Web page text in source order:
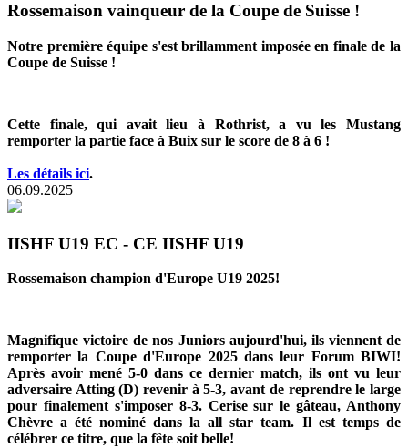
Rossemaison vainqueur de la Coupe de Suisse !
Notre première équipe s'est brillamment imposée en finale de la
Coupe de Suisse !
Cette finale, qui avait lieu à Rothrist, a vu les Mustang
remporter la partie face à Buix sur le score de 8 à 6 !
Les détails ici.
06.09.2025
IISHF U19 EC - CE IISHF U19
Rossemaison champion d'Europe U19 2025!
Magnifique victoire de nos Juniors aujourd'hui, ils viennent de
remporter la Coupe d'Europe 2025 dans leur Forum BIWI!
Après avoir mené 5-0 dans ce dernier match, ils ont vu leur
adversaire Atting (D) revenir à 5-3, avant de reprendre le large
pour finalement s'imposer 8-3. Cerise sur le gâteau, Anthony
Chèvre a été nominé dans la all star team. Il est temps de
célébrer ce titre, que la fête soit belle!